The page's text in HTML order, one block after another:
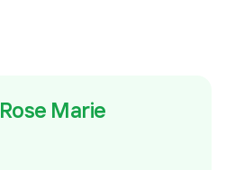
Rose Marie